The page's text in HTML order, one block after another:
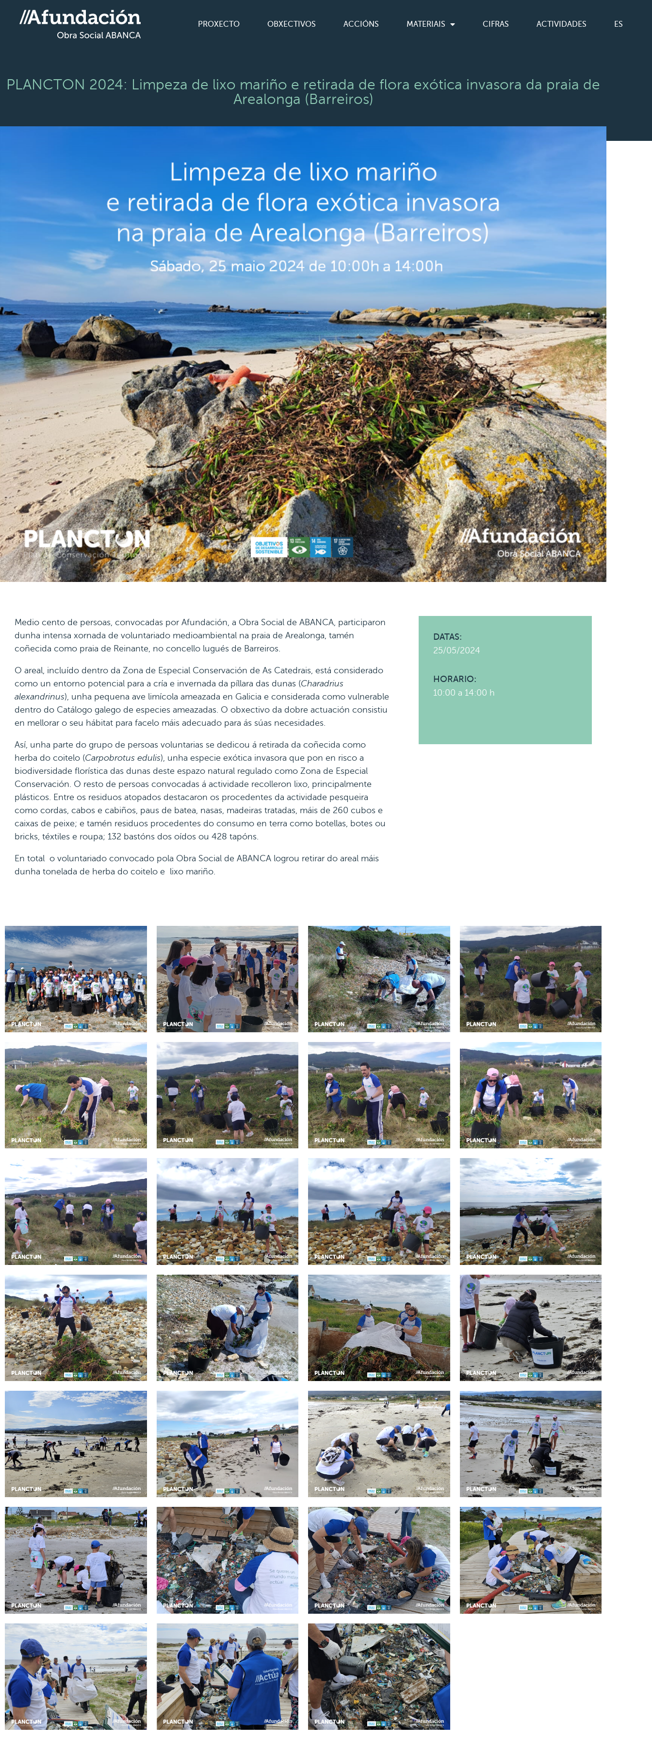
PROXECTO OBXECTIVOS ACCIÓNS MATERIAIS CIFRAS ACTIVIDADES ES
PLANCTON 2024: Limpeza de lixo mariño e retirada de flora exótica invasora da praia de
Arealonga (Barreiros)
Medio cento de persoas, convocadas por Afundación, a Obra Social de ABANCA, participaron
dunha intensa xornada de voluntariado medioambiental na praia de Arealonga, tamén
coñecida como praia de Reinante, no concello lugués de Barreiros.
O areal, incluído dentro da Zona de Especial Conservación de As Catedrais, está considerado
como un entorno potencial para a cría e invernada da píllara das dunas (Charadrius
alexandrinus), unha pequena ave limícola ameazada en Galicia e considerada como vulnerable
dentro do Catálogo galego de especies ameazadas. O obxectivo da dobre actuación consistiu
en mellorar o seu hábitat para facelo máis adecuado para ás súas necesidades.
Así, unha parte do grupo de persoas voluntarias se dedicou á retirada da coñecida como
herba do coitelo (Carpobrotus edulis), unha especie exótica invasora que pon en risco a
biodiversidade florística das dunas deste espazo natural regulado como Zona de Especial
Conservación. O resto de persoas convocadas á actividade recolleron lixo, principalmente
plásticos. Entre os residuos atopados destacaron os procedentes da actividade pesqueira
como cordas, cabos e cabiños, paus de batea, nasas, madeiras tratadas, máis de 260 cubos e
caixas de peixe; e tamén residuos procedentes do consumo en terra como botellas, botes ou
bricks, téxtiles e roupa; 132 bastóns dos oídos ou 428 tapóns.
En total o voluntariado convocado pola Obra Social de ABANCA logrou retirar do areal máis
dunha tonelada de herba do coitelo e lixo mariño.
DATAS:
25/05/2024
HORARIO:
10:00 a 14:00 h